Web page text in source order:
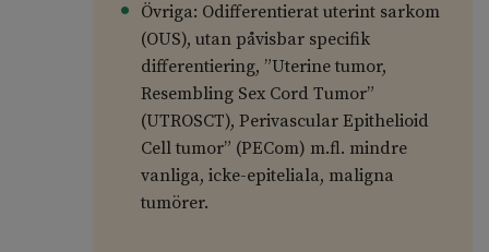
Övriga: Odifferentierat uterint sarkom
(OUS), utan påvisbar specifik
differentiering, ”Uterine tumor,
Resembling Sex Cord Tumor”
(UTROSCT), Perivascular Epithelioid
Cell tumor” (PECom) m.fl. mindre
vanliga, icke-epiteliala, maligna
tumörer.